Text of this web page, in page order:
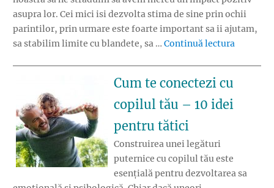
asupra lor. Cei mici isi dezvolta stima de sine prin ochii
parintilor, prin urmare este foarte important sa ii ajutam,
sa stabilim limite cu blandete, sa … Continuă lectura
Cum te conectezi cu
copilul tău – 10 idei
pentru tătici
Construirea unei legături
puternice cu copilul tău este
esențială pentru dezvoltarea sa